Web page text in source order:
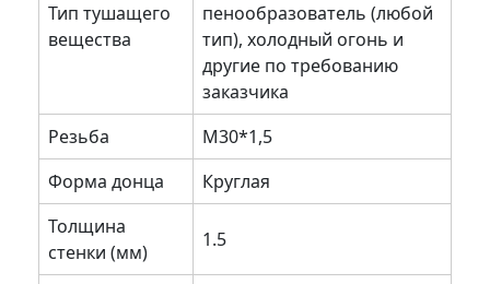
Тип тушащего
вещества
пенообразователь (любой
тип), холодный огонь и
другие по требованию
заказчика
Резьба
M30*1,5
Форма донца
Круглая
Толщина
стенки (мм)
1.5